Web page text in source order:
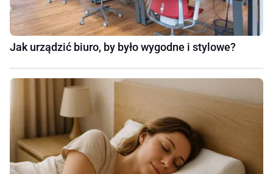
Jak urządzić biuro, by było wygodne i stylowe?